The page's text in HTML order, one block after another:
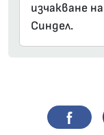
изчакване
Синдел.